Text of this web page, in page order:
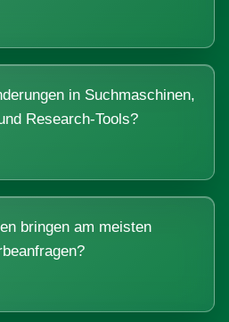
in Suchmaschinen,
Research-Tools?
bringen am meisten